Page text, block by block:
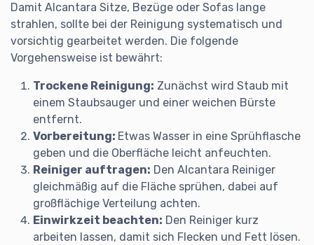
Damit Alcantara Sitze, Bezüge oder Sofas lange
strahlen, sollte bei der Reinigung systematisch und
vorsichtig gearbeitet werden. Die folgende
Vorgehensweise ist bewährt:
Trockene Reinigung: Zunächst wird Staub mit
einem Staubsauger und einer weichen Bürste
entfernt.
Vorbereitung: Etwas Wasser in eine Sprühflasche
geben und die Oberfläche leicht anfeuchten.
Reiniger auftragen: Den Alcantara Reiniger
gleichmäßig auf die Fläche sprühen, dabei auf
großflächige Verteilung achten.
Einwirkzeit beachten: Den Reiniger kurz
arbeiten lassen, damit sich Flecken und Fett lösen.